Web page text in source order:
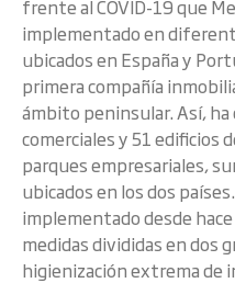
frente al COVID-19 que
implementado en
ubicados en España y
primera compañía
ámbito peninsular. Así,
comerciales y 51 edificios
parques empresariales,
ubicados en los dos
implementado desde
medidas divididas en dos
higienización extrema de